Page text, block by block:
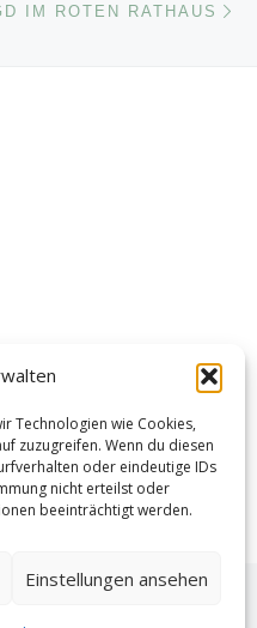
Technologien wie Cookies,
zuzugreifen. Wenn du diesen
oder eindeutige IDs
nicht erteilst oder
beeinträchtigt werden.
Einstellungen ansehen
IM ROTEN RATHAUS